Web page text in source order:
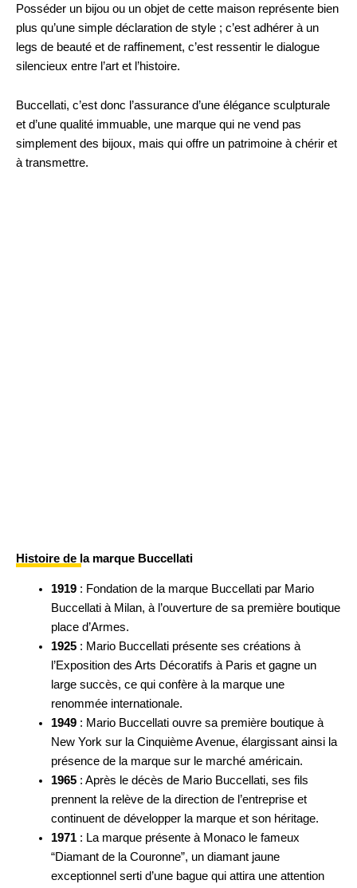
Posséder un bijou ou un objet de cette maison représente bien
plus qu’une simple déclaration de style ; c’est adhérer à un
legs de beauté et de raffinement, c’est ressentir le dialogue
silencieux entre l’art et l’histoire.
Buccellati, c’est donc l’assurance d’une élégance sculpturale
et d’une qualité immuable, une marque qui ne vend pas
simplement des bijoux, mais qui offre un patrimoine à chérir et
à transmettre.
Histoire de la marque Buccellati
1919: Fondation de la marque Buccellati par Mario
Buccellati à Milan, à l’ouverture de sa première boutique
place d’Armes.
1925: Mario Buccellati présente ses créations à
l’Exposition des Arts Décoratifs à Paris et gagne un
large succès, ce qui confère à la marque une
renommée internationale.
1949: Mario Buccellati ouvre sa première boutique à
New York sur la Cinquième Avenue, élargissant ainsi la
présence de la marque sur le marché américain.
1965: Après le décès de Mario Buccellati, ses fils
prennent la relève de la direction de l’entreprise et
continuent de développer la marque et son héritage.
1971: La marque présente à Monaco le fameux
“Diamant de la Couronne”, un diamant jaune
exceptionnel serti d’une bague qui attira une attention